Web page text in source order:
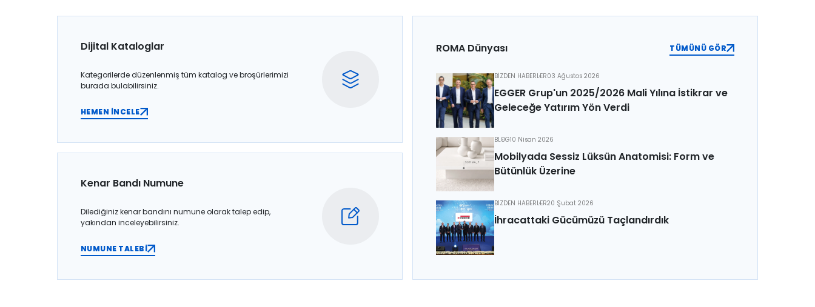
Dijital Kataloglar
Kategorilerde düzenlenmiş tüm katalog ve broşürlerimizi
burada bulabilirsiniz.
HEMEN İNCELE
Kenar Bandı Numune
Dilediğiniz kenar bandını numune olarak talep edip,
yakından inceleyebilirsiniz.
NUMUNE TALEBİ
ROMA Dünyası TÜMÜNÜ GÖR
BİZDEN HABERLER03 Ağustos 2026
EGGER Grup'un 2025/2026 Mali Yılına İstikrar ve
Geleceğe Yatırım Yön Verdi
BLOG10 Nisan 2026
Mobilyada Sessiz Lüksün Anatomisi: Form ve
Bütünlük Üzerine
BİZDEN HABERLER20 Şubat 2026
İhracattaki Gücümüzü Taçlandırdık